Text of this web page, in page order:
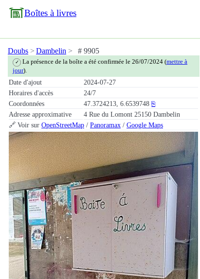
Boîtes à livres
Doubs Dambelin # 9905
✓ La présence de la boîte a été confirmée le 26/07/2024 (mettre à
jour).
Date d'ajout
2024-07-27
Horaires d'accès
24/7
Coordonnées
47.3724213, 6.6539748 ⎘
Adresse approximative
4 Rue du Lomont 25150 Dambelin
🔗 Voir sur OpenStreetMap / Panoramax / Google Maps